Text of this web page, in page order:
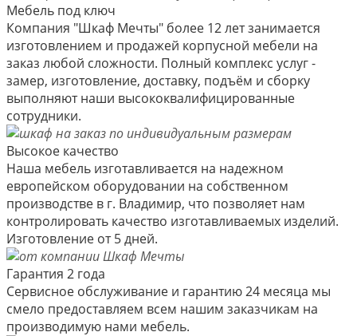
Мебель под ключ
Компания "Шкаф Мечты" более 12 лет занимается
изготовлением и продажей корпусной мебели на
заказ любой сложности. Полный комплекс услуг -
замер, изготовление, доставку, подъём и сборку
выполняют наши высококвалифицированные
сотрудники.
Высокое качество
Наша мебель изготавливается на надежном
европейском оборудовании на собственном
производстве в г. Владимир, что позволяет нам
контролировать качество изготавливаемых изделий.
Изготовление от 5 дней.
Гарантия 2 года
Сервисное обслуживание и гарантию 24 месяца мы
смело предоставляем всем нашим заказчикам на
производимую нами мебель.